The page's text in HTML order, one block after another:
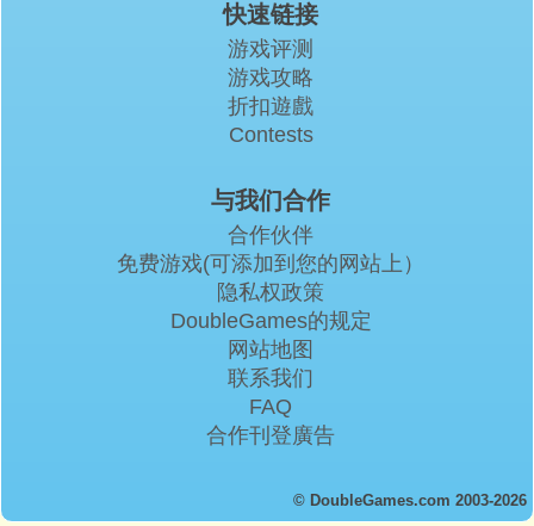
快速链接
游戏评测
游戏攻略
折扣遊戲
Contests
与我们合作
合作伙伴
免费游戏(可添加到您的网站上）
隐私权政策
DoubleGames的规定
网站地图
联系我们
FAQ
合作刊登廣告
© DoubleGames.com 2003-2026